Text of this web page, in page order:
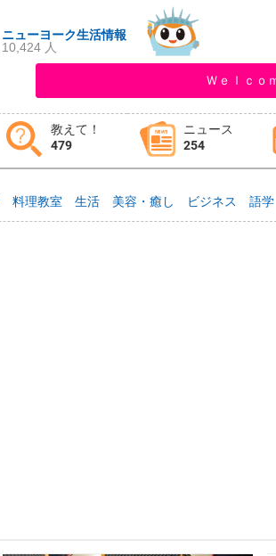
ニューヨーク生活情報
10,424 人
Ｗｅｌｃｏ
教えて！
479
ニュース
254
料理教室 生活 美容・癒し ビジネス 語学